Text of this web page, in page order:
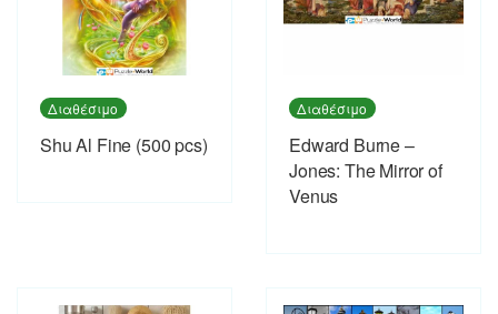
Διαθέσιμο
Shu Al Fine (500 pcs)
Διαθέσιμο
Edward Burne –
Jones: The Mirror of
Venus